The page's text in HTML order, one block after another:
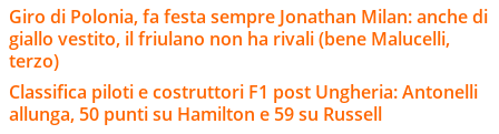
Giro di Polonia, fa festa sempre Jonathan Milan: anche di
giallo vestito, il friulano non ha rivali (bene Malucelli,
terzo)
Classifica piloti e costruttori F1 post Ungheria: Antonelli
allunga, 50 punti su Hamilton e 59 su Russell